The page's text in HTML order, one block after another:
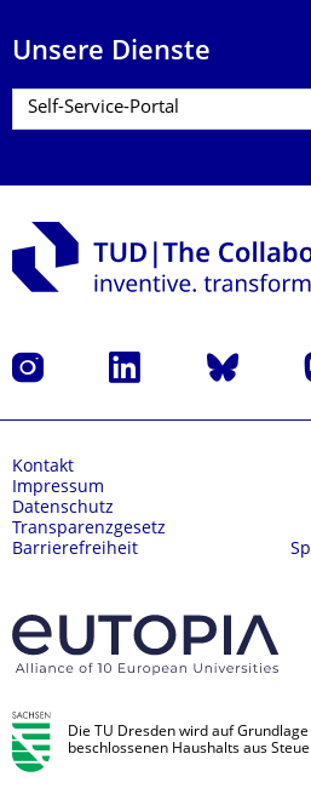
Unsere Dienste
Instagram LinkedIn Bluesky
Kontakt
Impressum
Datenschutz
Transparenzgesetz
Barrierefreiheit
Die TU Dresden wird auf
beschlossenen Haushalts aus